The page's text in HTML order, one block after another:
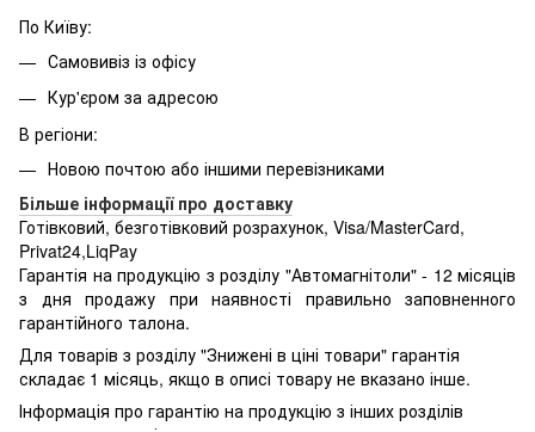
По Київу:
Самовивіз із офісу
Кур'єром за адресою
В регіони:
Новою почтою або іншими перевізниками
Більше інформації про доставку
Готівковий, безготівковий розрахунок, Visa/MasterCard,
Privat24,LiqPay
Гарантія на продукцію з розділу "Автомагнітоли" - 12 місяців
з дня продажу при наявності правильно заповненного
гарантійного талона.
Для товарів з розділу "Знижені в ціні товари" гарантія
складає 1 місяць, якщо в описі товару не вказано інше.
Інформація про гарантію на продукцію з інших розділів